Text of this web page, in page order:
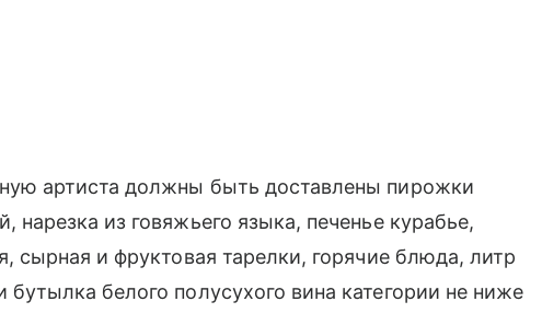
артиста должны быть доставлены пирожки
нарезка из говяжьего языка, печенье курабье,
сырная и фруктовая тарелки, горячие блюда, литр
бутылка белого полусухого вина категории не ниже